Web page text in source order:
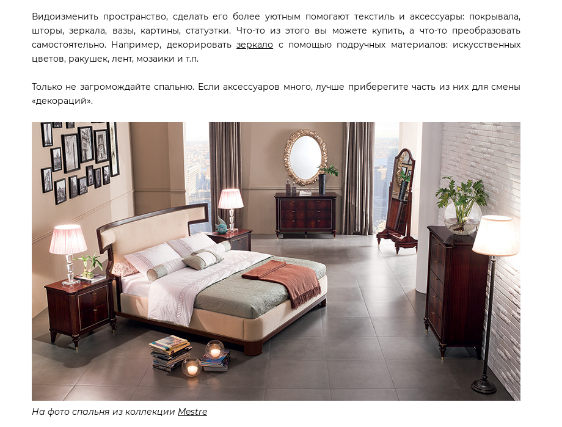
Видоизменить пространство, сделать его более уютным помогают текстиль и аксессуары: покрывала,
шторы, зеркала, вазы, картины, статуэтки. Что-то из этого вы можете купить, а что-то преобразовать
самостоятельно. Например, декорироватьзеркало с помощью подручных материалов: искусственных
цветов, ракушек, лент, мозаики и т.п.
Только не загромождайте спальню. Если аксессуаров много, лучше приберегите часть из них для смены
«декораций».
На фото спальня из коллекции Mestre